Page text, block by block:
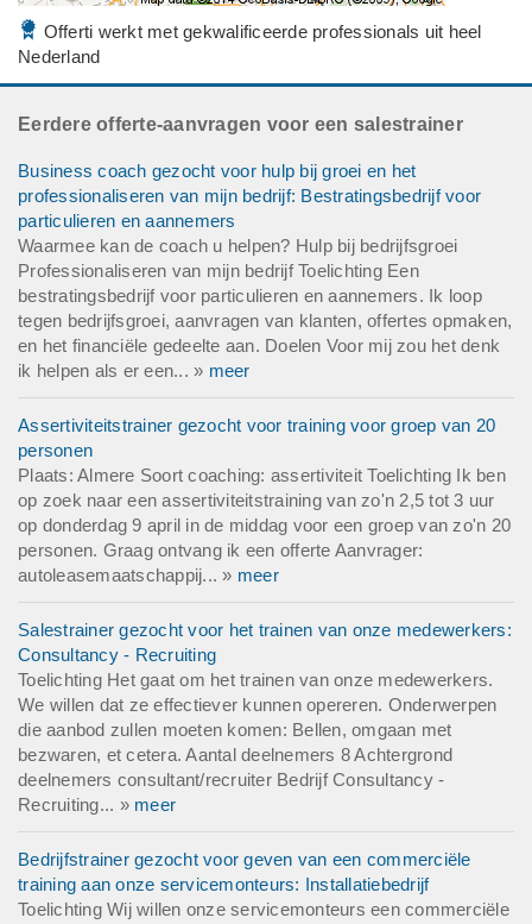
Offerti werkt met gekwalificeerde professionals uit heel
Nederland
Eerdere offerte-aanvragen voor een salestrainer
Business coach gezocht voor hulp bij groei en het
professionaliseren van mijn bedrijf: Bestratingsbedrijf voor
particulieren en aannemers
Waarmee kan de coach u helpen? Hulp bij bedrijfsgroei
Professionaliseren van mijn bedrijf Toelichting Een
bestratingsbedrijf voor particulieren en aannemers. Ik loop
tegen bedrijfsgroei, aanvragen van klanten, offertes opmaken,
en het financiële gedeelte aan. Doelen Voor mij zou het denk
ik helpen als er een... » meer
Assertiviteitstrainer gezocht voor training voor groep van 20
personen
Plaats: Almere Soort coaching: assertiviteit Toelichting Ik ben
op zoek naar een assertiviteitstraining van zo'n 2,5 tot 3 uur
op donderdag 9 april in de middag voor een groep van zo'n 20
personen. Graag ontvang ik een offerte Aanvrager:
autoleasemaatschappij... » meer
Salestrainer gezocht voor het trainen van onze medewerkers:
Consultancy - Recruiting
Toelichting Het gaat om het trainen van onze medewerkers.
We willen dat ze effectiever kunnen opereren. Onderwerpen
die aanbod zullen moeten komen: Bellen, omgaan met
bezwaren, et cetera. Aantal deelnemers 8 Achtergrond
deelnemers consultant/recruiter Bedrijf Consultancy -
Recruiting... » meer
Bedrijfstrainer gezocht voor geven van een commerciële
training aan onze servicemonteurs: Installatiebedrijf
Toelichting Wij willen onze servicemonteurs een commerciële